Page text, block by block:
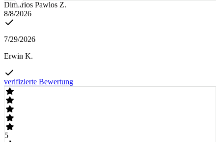
Dimitrios Pawlos Z.
8/8/2026
7/29/2026
Erwin K.
verifizierte Bewertung
5